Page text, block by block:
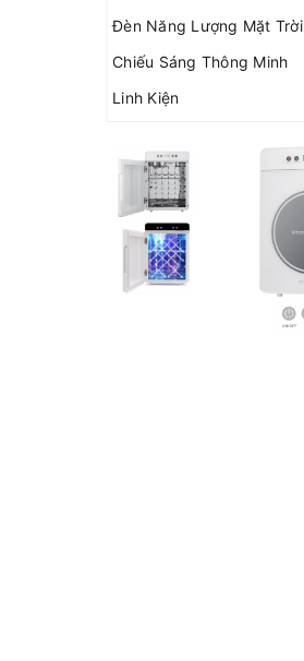
Đèn Năng Lượng Mặt Trời
Chiếu Sáng Thông Minh
Linh Kiện